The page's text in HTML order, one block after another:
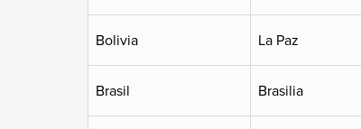
Bolivia La Paz
Brasil Brasilia